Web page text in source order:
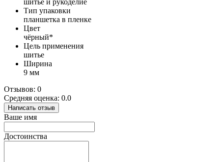
шитье и рукоделие
Тип упаковки
планшетка в пленке
Цвет
чёрный*
Цель применения
шитье
Ширина
9 мм
Отзывов: 0
Средняя оценка: 0.0
Написать отзыв
Ваше имя
Достоинства